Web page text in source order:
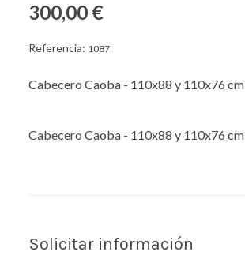
300,00 €
Referencia: 1087
Cabecero Caoba - 110x88 y 110x76 cm
Cabecero Caoba - 110x88 y 110x76 cm
Solicitar información